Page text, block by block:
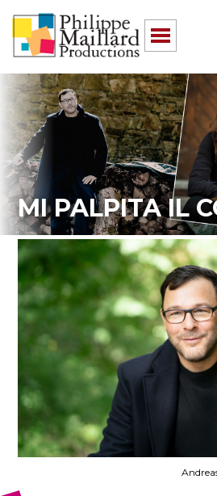
MI PALPITA IL